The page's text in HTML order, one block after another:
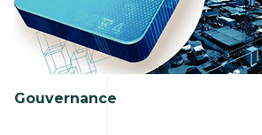
Gouvernance